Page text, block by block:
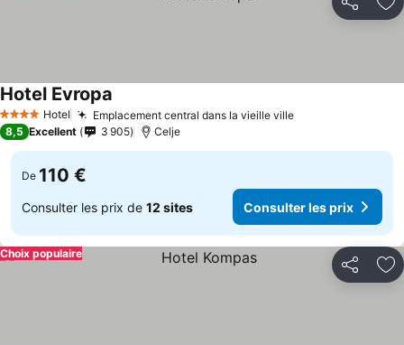
Partager
4 Étoiles Hotel Emplacement central dans la vieille villeConsulter les
Hotel Evropa
8,5 Excellent 3 905 Celje
De 110 €
Consulter les prix de 12 sites Consulter les prix
Partager
Choix populaire